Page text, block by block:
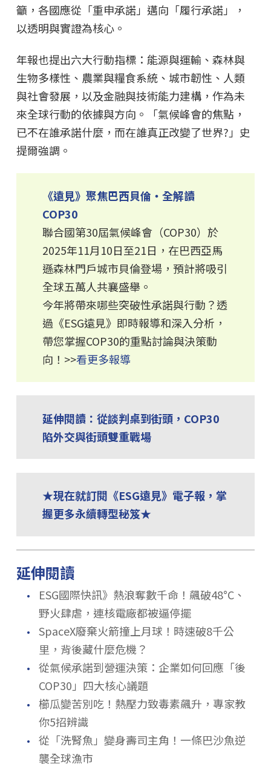
籲，各國應從「重申承諾」邁向「履行承諾」，
以透明與實證為核心。
年報也提出六大行動指標：能源與運輸、森林與
生物多樣性、農業與糧食系統、城市韌性、人類
與社會發展，以及金融與技術能力建構，作為未
來全球行動的依據與方向。「氣候峰會的焦點，
已不在誰承諾什麼，而在誰真正改變了世界?」史
提爾強調。
《遠見》聚焦巴西貝倫・全解讀
COP30
聯合國第30屆氣候峰會（COP30）於
2025年11月10日至21日，在巴西亞馬
遜森林門戶城市貝倫登場，預計將吸引
全球五萬人共襄盛舉。
今年將帶來哪些突破性承諾與行動？透
過《ESG遠見》即時報導和深入分析，
帶您掌握COP30的重點討論與決策動
向！>>看更多報導
延伸閱讀：從談判桌到街頭，COP30
陷外交與街頭雙重戰場
★現在就訂閱《ESG遠見》電子報，掌
握更多永續轉型秘笈★
延伸閱讀
．
ESG國際快訊》熱浪奪數千命！飆破48°C、
野火肆虐，連核電廠都被逼停擺
． SpaceX廢棄火箭撞上月球！時速破8千公
里，背後藏什麼危機？
． 從氣候承諾到營運決策：企業如何回應「後
COP30」四大核心議題
． 櫛瓜變苦別吃！熱壓力致毒素飆升，專家教
你5招辨識
． 從「洗腎魚」變身壽司主角！一條巴沙魚逆
襲全球漁市